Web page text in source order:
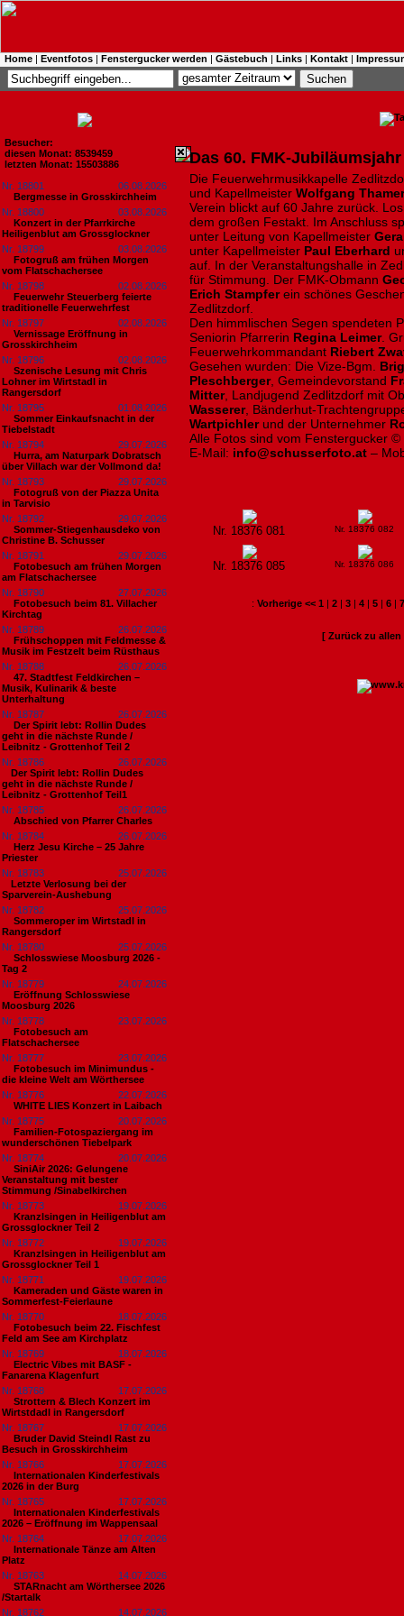
Home | Eventfotos | Fenstergucker werden | Gästebuch | Links | Kontakt |
Besucher:
diesen Monat: 8539459
letzten Monat: 15503886
Nr. 18801
06.08.2026
Bergmesse in Grosskirchheim
Nr. 18800
03.08.2026
Konzert in der Pfarrkirche
Heiligenblut am Grossglockner
Nr. 18799
03.08.2026
Fotogruß am frühen Morgen
vom Flatschachersee
Nr. 18798
02.08.2026
Feuerwehr Steuerberg feierte
traditionelle Feuerwehrfest
Nr. 18797
02.08.2026
Vernissage Eröffnung in
Grosskirchheim
Nr. 18796
02.08.2026
Szenische Lesung mit Chris
Lohner im Wirtstadl in
Rangersdorf
Nr. 18795
01.08.2026
Sommer Einkaufsnacht in der
Tiebelstadt
Nr. 18794
29.07.2026
Hurra, am Naturpark Dobratsch
über Villach war der Vollmond da!
Nr. 18793
29.07.2026
Fotogruß von der Piazza Unita
in Tarvisio
Nr. 18792
29.07.2026
Sommer-Stiegenhausdeko von
Christine B. Schusser
Nr. 18791
29.07.2026
Fotobesuch am frühen Morgen
am Flatschachersee
Nr. 18790
27.07.2026
Fotobesuch beim 81. Villacher
Kirchtag
Nr. 18789
26.07.2026
Frühschoppen mit Feldmesse &
Musik im Festzelt beim Rüsthaus
Nr. 18788
26.07.2026
47. Stadtfest Feldkirchen –
Musik, Kulinarik & beste
Unterhaltung
Nr. 18787
26.07.2026
Der Spirit lebt: Rollin Dudes
geht in die nächste Runde /
Leibnitz - Grottenhof Teil 2
Nr. 18786
26.07.2026
​Der Spirit lebt: Rollin Dudes
geht in die nächste Runde /
Leibnitz - Grottenhof Teil1
Nr. 18785
26.07.2026
Abschied von Pfarrer Charles
Nr. 18784
26.07.2026
Herz Jesu Kirche – 25 Jahre
Priester
Nr. 18783
25.07.2026
​Letzte Verlosung bei der
Sparverein-Aushebung
Nr. 18782
25.07.2026
Sommeroper im Wirtstadl in
Rangersdorf
Nr. 18780
25.07.2026
Schlosswiese Moosburg 2026 -
Tag 2
Nr. 18779
24.07.2026
Eröffnung Schlosswiese
Moosburg 2026
Nr. 18778
23.07.2026
Fotobesuch am
Flatschachersee
Nr. 18777
23.07.2026
Fotobesuch im Minimundus -
die kleine Welt am Wörthersee
Nr. 18776
22.07.2026
WHITE LIES Konzert in Laibach
Nr. 18775
20.07.2026
Familien-Fotospaziergang im
wunderschönen Tiebelpark
Nr. 18774
20.07.2026
SiniAir 2026: Gelungene
Veranstaltung mit bester
Stimmung /Sinabelkirchen
Nr. 18773
19.07.2026
Kranzlsingen in Heiligenblut am
Grossglockner Teil 2
Nr. 18772
19.07.2026
Kranzlsingen in Heiligenblut am
Grossglockner Teil 1
Nr. 18771
19.07.2026
Kameraden und Gäste waren in
Sommerfest-Feierlaune
Nr. 18770
18.07.2026
Fotobesuch beim 22. Fischfest
Feld am See am Kirchplatz
Nr. 18769
18.07.2026
Electric Vibes mit BASF -
Fanarena Klagenfurt
Nr. 18768
17.07.2026
Strottern & Blech Konzert im
Wirtstdadl in Rangersdorf
Nr. 18767
17.07.2026
Bruder David Steindl Rast zu
Besuch in Grosskirchheim
Nr. 18766
17.07.2026
Internationalen Kinderfestivals
2026 in der Burg
Nr. 18765
17.07.2026
Internationalen Kinderfestivals
2026 – Eröffnung im Wappensaal
Nr. 18764
17.07.2026
Internationale Tänze am Alten
Platz
Nr. 18763
14.07.2026
STARnacht am Wörthersee 2026
/Startalk
Nr. 18762
14.07.2026
Das 60. FMK-
Die Feuerwehrmusikkapelle
und Kapellmeister Wolfgang Thamer
Verein blickt auf 60 Jahre zurück.
dem großen Festakt. Im Anschluss
unter Leitung von Kapellmeister
unter Kapellmeister Paul Eberhard
auf. In der Veranstaltungshalle in
für Stimmung. Der FMK-Obmann
Erich Stampferein schönes
Zedlitzdorf.
Den himmlischen Segen spendeten
Seniorin Pfarrerin Regina Leimer.
Feuerwehrkommandant Riebert
Gesehen wurden: Die Vize-Bgm.
Pleschberger, Gemeindevorstand
Mitter, Landjugend Zedlitzdorf mit
Wasserer, Bänderhut-
Wartpichler und der Unternehmer
Alle Fotos sind vom Fenstergucker ©
E-Mail: info@schusserfoto.at –
Nr. 18376 081 Nr. 18376 082
Nr. 18376 085 Nr. 18376 086
: Vorherige << 1 | 2 | 3 | 4 | 5 | 6 | 7
[ Zurück zu